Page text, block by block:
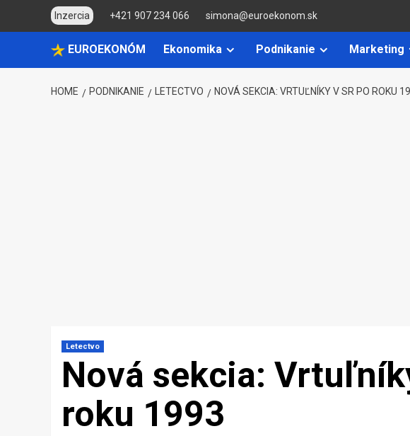
Inzercia +421 907 234 066 simona@euroekonom.sk
EUROEKONÓM Ekonomika Podnikanie Marketing
HOME PODNIKANIE LETECTVO NOVÁ SEKCIA: VRTUĽNÍKY V SR PO ROKU
Letectvo
Nová sekcia:
roku 1993